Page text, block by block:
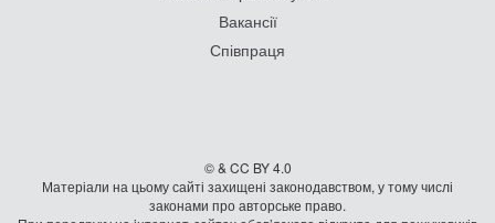
Вакансії
Співпраця
© & CC BY 4.0
Матеріали на цьому сайті захищені законодавством, у тому числі
законами про авторське право.